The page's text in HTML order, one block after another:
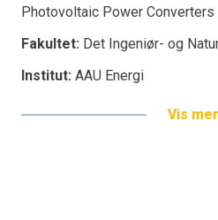
Photovoltaic Power Converters
Fakultet: Det Ingeniør- og
Institut: AAU Energi
Vis